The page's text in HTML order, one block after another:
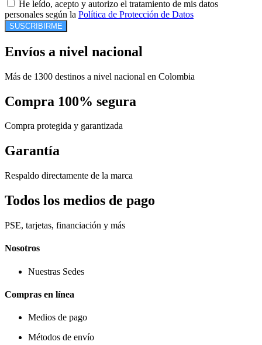
He leído, acepto y autorizo el tratamiento de mis datos
personales según la Política de Protección de Datos
SUSCRIBIRME
Envíos a nivel nacional
Más de 1300 destinos a nivel nacional en Colombia
Compra 100% segura
Compra protegida y garantizada
Garantía
Respaldo directamente de la marca
Todos los medios de pago
PSE, tarjetas, financiación y más
Nosotros
Nuestras Sedes
Compras en línea
Medios de pago
Métodos de envío